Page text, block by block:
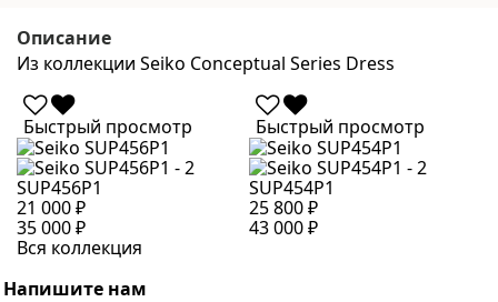
Описание
Из коллекции Seiko Conceptual Series Dress
Быстрый просмотр
SUP456P1
21 000 ₽
35 000 ₽
Быстрый просмотр
SUP454P1
25 800 ₽
43 000 ₽
Вся коллекция
Напишите нам